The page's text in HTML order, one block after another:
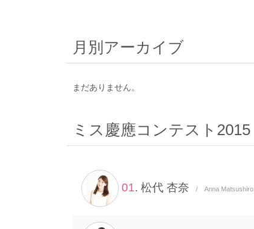
月別アーカイブ
まだありません。
ミス慶應コンテスト2015
01. 松代 杏奈 / Anna Matsushiro